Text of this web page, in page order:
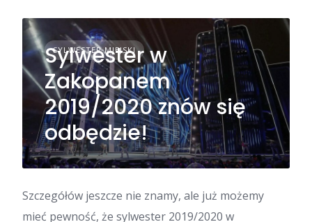
SYLWESTER MIEJSKI
Sylwester w
Zakopanem
2019/2020 znów się
odbędzie!
Szczegółów jeszcze nie znamy, ale już możemy
mieć pewność, że sylwester 2019/2020 w